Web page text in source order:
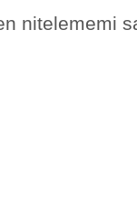
nitelememi